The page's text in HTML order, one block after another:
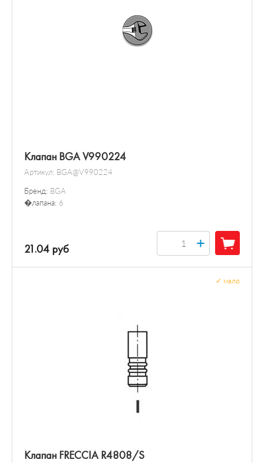
Клапан BGA V990224
Артикул: BGA@V990224
Бренд: BGA
�лапана: 6
21.04 руб +
Клапан FRECCIA R4808/S
мало